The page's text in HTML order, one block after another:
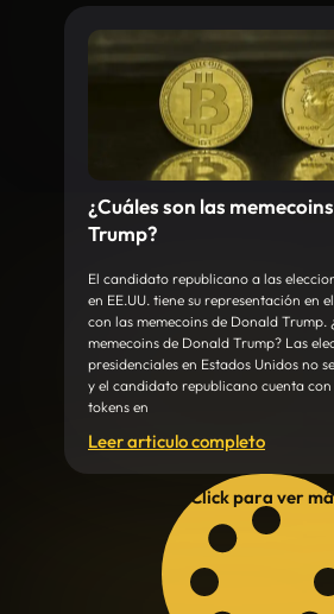
¿Cuáles son las
Trump?
El candidato republicano a las
en EE.UU. tiene su representación en
con las memecoins de Donald Trump.
memecoins de Donald Trump? Las
presidenciales en Estados Unidos no
y el candidato republicano cuenta con
tokens en
Leer articulo completo
Click para ver